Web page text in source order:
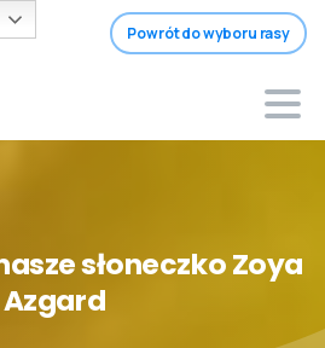
Powrót do wyboru rasy
słoneczkoZoya
Azgard